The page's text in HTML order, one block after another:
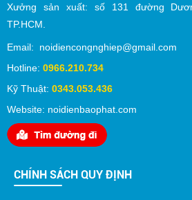
Xưởng sản xuất: số 131 đường
TP.HCM
Email: noidiencongnghiep@gmail.com
Hotline: 0966.210.734
Kỹ Thuật: 0343.053.436
Website: noidienbaophat.com
CHÍNH SÁCH QUY ĐỊNH